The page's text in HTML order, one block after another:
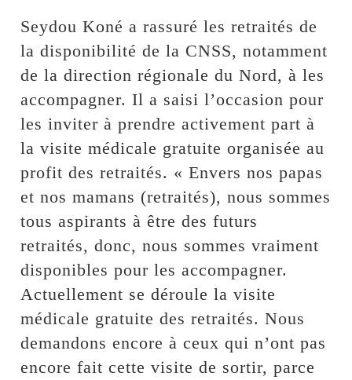
Seydou Koné a rassuré les retraités de
la disponibilité de la CNSS, notamment
de la direction régionale du Nord, à les
accompagner. Il a saisi l’occasion pour
les inviter à prendre activement part à
la visite médicale gratuite organisée au
profit des retraités. « Envers nos papas
et nos mamans (retraités), nous sommes
tous aspirants à être des futurs
retraités, donc, nous sommes vraiment
disponibles pour les accompagner.
Actuellement se déroule la visite
médicale gratuite des retraités. Nous
demandons encore à ceux qui n’ont pas
encore fait cette visite de sortir, parce